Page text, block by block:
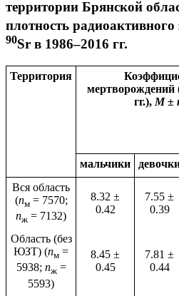
территории Брянской
плотность радиоактивного
90Sr в 1986–2016 гг.
Территория
мертворождений
гг.), M±
мальчики
Вся область
(nм= 7570;
nж = 7132)
8.32 ±
0.42
7.55 ±
0.39
Область (без
ЮЗТ) (nм =
5938; nж=
5593)
8.45 ±
0.45
7.81 ±
0.44